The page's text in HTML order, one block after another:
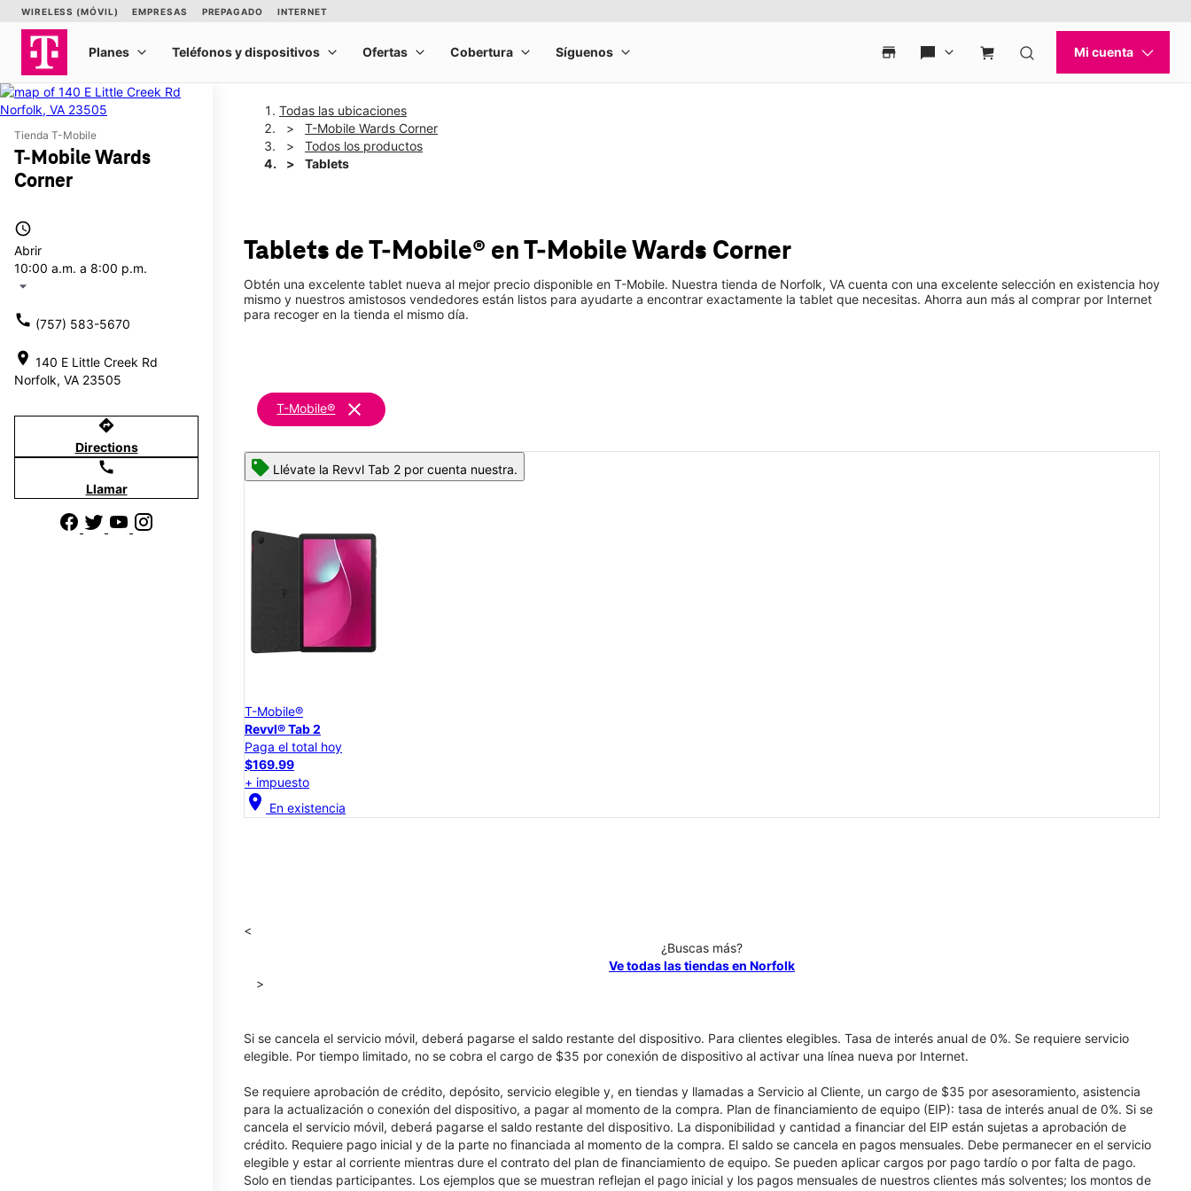
Tienda T-Mobile
T-Mobile Wards
Corner
access_time
Abrir
10:00 a.m. a 8:00 p.m.
arrow_drop_down
call (757) 583-5670
location_on 140 E Little Creek Rd
Norfolk, VA 23505
directions
Directions
call
Llamar
Todas las ubicaciones
T-Mobile Wards Corner
Todos los productos
Tablets
Tablets de T-Mobile® en T-MobileWards Corner
Obtén una excelente tablet nueva al mejor precio disponible en T-Mobile. Nuestra tienda de Norfolk, VA cuenta con una excelente selección en existencia hoy
mismo y nuestros amistosos vendedores están listos para ayudarte a encontrar exactamente la tablet que necesitas. Ahorra aun más al comprar por Internet
para recoger en la tienda el mismo día.
T-Mobile® clear
Llévate la Revvl Tab 2 por cuenta nuestra.
T-Mobile®
Revvl® Tab 2
Paga el total hoy
$169.99
+ impuesto
location_on En existencia
<
¿Buscas más?
Ve todas las tiendas en Norfolk
>
Si se cancela el servicio móvil, deberá pagarse el saldo restante del dispositivo. Para clientes elegibles. Tasa de interés anual de 0%. Se requiere servicio
elegible. Por tiempo limitado, no se cobra el cargo de $35 por conexión de dispositivo al activar una línea nueva por Internet.
Se requiere aprobación de crédito, depósito, servicio elegible y, en tiendas y llamadas a Servicio al Cliente, un cargo de $35 por asesoramiento, asistencia
para la actualización o conexión del dispositivo, a pagar al momento de la compra. Plan de financiamiento de equipo (EIP): tasa de interés anual de 0%. Si se
cancela el servicio móvil, deberá pagarse el saldo restante del dispositivo. La disponibilidad y cantidad a financiar del EIP están sujetas a aprobación de
crédito. Requiere pago inicial y de la parte no financiada al momento de la compra. El saldo se cancela en pagos mensuales. Debe permanecer en el servicio
elegible y estar al corriente mientras dure el contrato del plan de financiamiento de equipo. Se pueden aplicar cargos por pago tardío o por falta de pago.
Solo en tiendas participantes. Los ejemplos que se muestran reflejan el pago inicial y los pagos mensuales de nuestros clientes más solventes; los montos de